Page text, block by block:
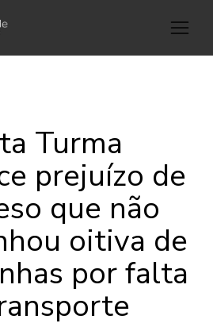
Turma
prejuízo de
que não
oitiva de
por falta